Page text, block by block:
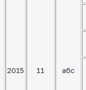
2015 11 абс